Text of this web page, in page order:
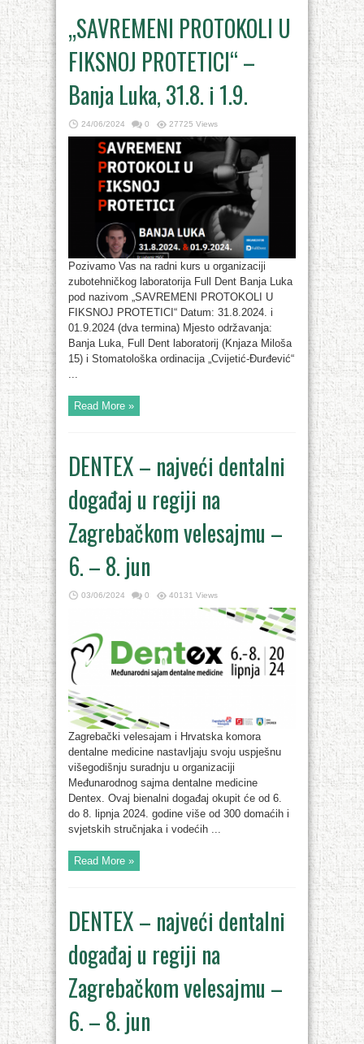
„SAVREMENI PROTOKOLI U
FIKSNOJ PROTETICI“ –
Banja Luka, 31.8. i 1.9.
24/06/2024 0 27725 Views
Pozivamo Vas na radni kurs u organizaciji
zubotehničkog laboratorija Full Dent Banja Luka
pod nazivom „SAVREMENI PROTOKOLI U
FIKSNOJ PROTETICI“ Datum: 31.8.2024. i
01.9.2024 (dva termina) Mjesto održavanja:
Banja Luka, Full Dent laboratorij (Knjaza Miloša
15) i Stomatološka ordinacija „Cvijetić-Đurđević“
Read More »
DENTEX – najveći dentalni
događaj u regiji na
Zagrebačkom velesajmu –
6. – 8. jun
03/06/2024 0 40131 Views
Zagrebački velesajam i Hrvatska komora
dentalne medicine nastavljaju svoju uspješnu
višegodišnju suradnju u organizaciji
Međunarodnog sajma dentalne medicine
Dentex. Ovaj bienalni događaj okupit će od 6.
do 8. lipnja 2024. godine više od 300 domaćih i
svjetskih stručnjaka i vodećih ...
Read More »
DENTEX – najveći dentalni
događaj u regiji na
Zagrebačkom velesajmu –
6. – 8. jun